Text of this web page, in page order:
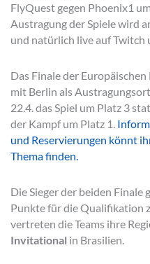
FlyQuest gegen Phoenix1
Austragung der Spiele wird
und natürlich live auf Twitch
Das Finale der
mit Berlin als
22.4. das Spiel um Platz 3
der Kampf um Platz 1.
und Reservierungen könnt
Thema finden.
Die Sieger der beiden
Punkte für die Qualifikation
vertreten die Teams ihre
Invitational in Brasilien.